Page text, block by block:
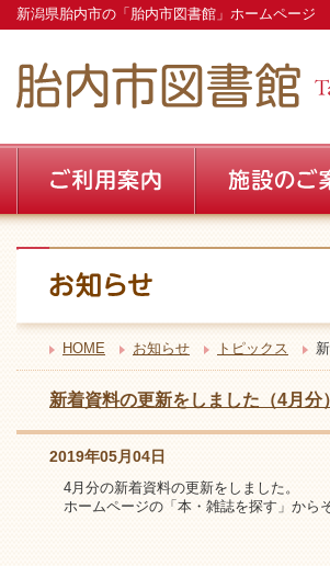
新潟県胎内市の「胎内市図書館」ホームページ
HOME お知らせ トピックス
新着資料の更新をしました（4月分）
2019年05月04日
4月分の新着資料の更新をしました。
ホームページの「本・雑誌を探す」から